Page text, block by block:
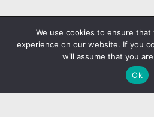
WordPress Theme :
Assurance
Education Entreprises
Formation Lifestyle
Sorties
Electricien
We use cookies to ensure
experience on our website. If you
will assume that you
Ok